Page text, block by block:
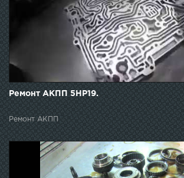
Ремонт АКПП 5НР19.
Ремонт АКПП